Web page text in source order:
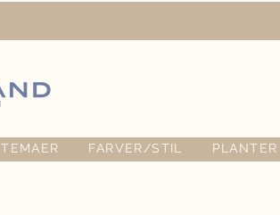
TEMAER FARVER/STIL PLANTER